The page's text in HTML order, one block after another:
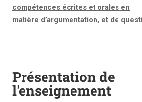
compétences écrites et orales en
matière d’argumentation, et de
Présentation de
l'enseignement